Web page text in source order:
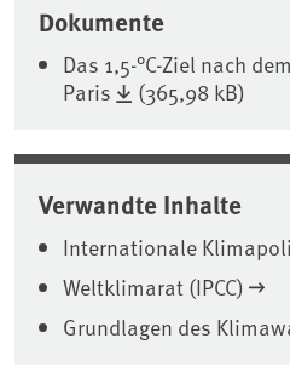
Dokumente
Das 1,5-°C-Ziel nach
Paris
(365,98 kB)
Verwandte Inhalte
Internationale
Weltklimarat (IPCC)
Grundlagen des